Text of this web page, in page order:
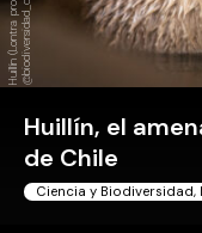
x
a
Huillín, el
de Chile
Ciencia y Biodiversidad,